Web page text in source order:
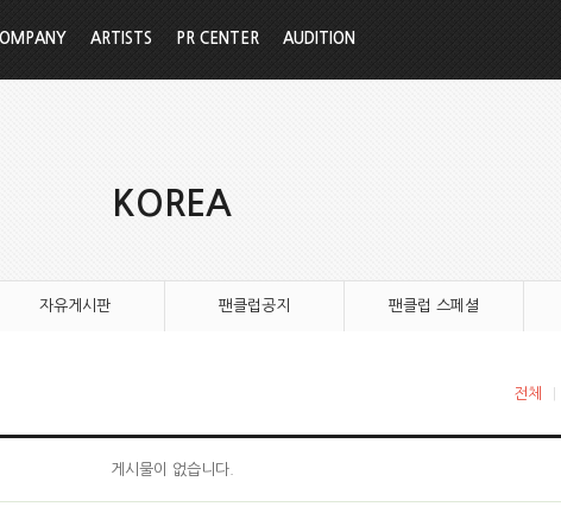
ARTISTS PR CENTER AUDITION
KOREA
자유게시판 팬클럽공지 팬클럽 스페셜
전체
게시물이 없습니다.